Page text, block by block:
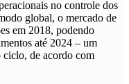
no controle dos
global, o mercado de
em 2018, podendo
até 2024 – um
ciclo, de acordo com